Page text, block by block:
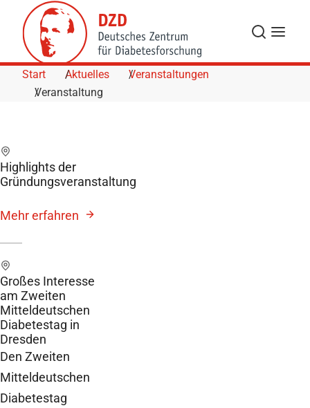
Skip to Content
Suche
Start Aktuelles
Veranstaltungen
Veranstaltung
Highlights der
Gründungsveranstaltung
Mehr erfahren
Großes Interesse
am Zweiten
Mitteldeutschen
Diabetestag in
Dresden
Den Zweiten
Mitteldeutschen
Diabetestag